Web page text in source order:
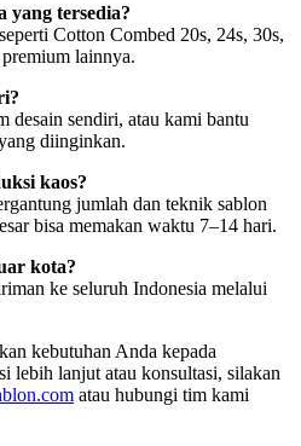
yang tersedia?
Cotton Combed 20s, 24s, 30s,
lainnya.
desain sendiri, atau kami bantu
diinginkan.
kaos?
jumlah dan teknik sablon
bisa memakan waktu 7–14 hari.
kota?
ke seluruh Indonesia melalui
kebutuhan Anda kepada
lebih lanjut atau konsultasi, silakan
atau hubungi tim kami